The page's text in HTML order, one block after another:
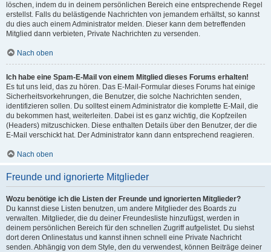
löschen, indem du in deinem persönlichen Bereich eine entsprechende Regel
erstellst. Falls du belästigende Nachrichten von jemandem erhältst, so kannst
du dies auch einem Administrator melden. Dieser kann dem betreffenden
Mitglied dann verbieten, Private Nachrichten zu versenden.
Nach oben
Ich habe eine Spam-E-Mail von einem Mitglied dieses Forums erhalten!
Es tut uns leid, das zu hören. Das E-Mail-Formular dieses Forums hat einige
Sicherheitsvorkehrungen, die Benutzer, die solche Nachrichten senden,
identifizieren sollen. Du solltest einem Administrator die komplette E-Mail, die
du bekommen hast, weiterleiten. Dabei ist es ganz wichtig, die Kopfzeilen
(Headers) mitzuschicken. Diese enthalten Details über den Benutzer, der die
E-Mail verschickt hat. Der Administrator kann dann entsprechend reagieren.
Nach oben
Freunde und ignorierte Mitglieder
Wozu benötige ich die Listen der Freunde und ignorierten Mitglieder?
Du kannst diese Listen benutzen, um andere Mitglieder des Boards zu
verwalten. Mitglieder, die du deiner Freundesliste hinzufügst, werden in
deinem persönlichen Bereich für den schnellen Zugriff aufgelistet. Du siehst
dort deren Onlinestatus und kannst ihnen schnell eine Private Nachricht
senden. Abhängig von dem Style, den du verwendest, können Beiträge deiner